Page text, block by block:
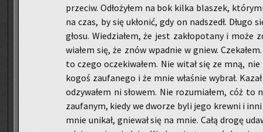
prze­ciw. Odło­ży­łem na bok kilka bla­szek,
na czas, by się ukło­nić, gdy on nad­szedł. Długo
głosu. Wie­dzia­łem, że jest za­kło­po­ta­ny i
wia­łem się, że znów wpad­nie w gniew.
to czego ocze­ki­wa­łem. Nie witał się ze mną,
kogoś za­ufa­ne­go i że mnie wła­śnie wy­brał.
od­zy­wa­łem ni sło­wem. Nie ro­zu­mia­łem, cóż to
za­ufa­nym, kiedy we dwo­rze byli jego krew­ni i
mnie uni­kał, gnie­wał się na mnie. Całą drogę